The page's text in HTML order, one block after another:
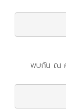
พบกัน ณ ศู